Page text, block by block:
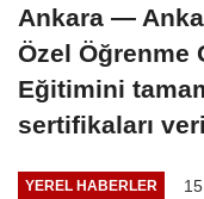
Ankara —
Özel Öğrenme
Eğitimini
sertifikaları
YEREL HABERLER